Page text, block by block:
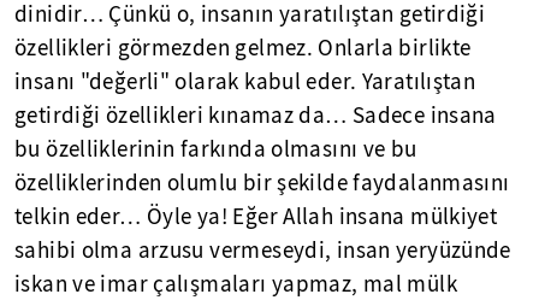
dinidir… Çünkü o, insanın yaratılıştan getirdiği
özellikleri görmezden gelmez. Onlarla birlikte
insanı "değerli" olarak kabul eder. Yaratılıştan
getirdiği özellikleri kınamaz da… Sadece insana
bu özelliklerinin farkında olmasını ve bu
özelliklerinden olumlu bir şekilde faydalanmasını
telkin eder… Öyle ya! Eğer Allah insana mülkiyet
sahibi olma arzusu vermeseydi, insan yeryüzünde
iskan ve imar çalışmaları yapmaz, mal mülk